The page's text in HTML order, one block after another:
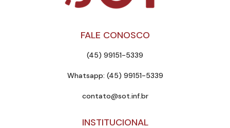
FALE CONOSCO
(45) 99151-5339
Whatsapp: (45) 99151-5339
contato@sot.inf.br
INSTITUCIONAL